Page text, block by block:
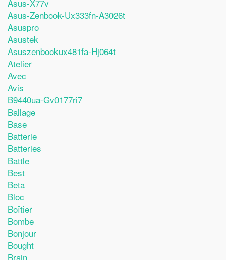
Asus-X77v
Asus-Zenbook-Ux333fn-A3026t
Asuspro
Asustek
Asuszenbookux481fa-Hj064t
Atelier
Avec
Avis
B9440ua-Gv0177ri7
Ballage
Base
Batterie
Batteries
Battle
Best
Beta
Bloc
Boîtier
Bombe
Bonjour
Bought
Brain